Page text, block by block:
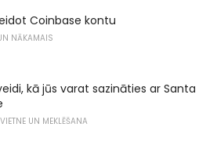
Coinbase kontu
NĀKAMAIS
kā jūs varat sazināties ar Santa
UN MEKLĒŠANA